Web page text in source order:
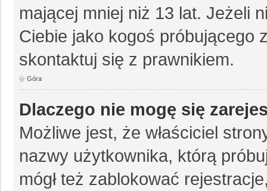
mającej mniej niż 13 lat. Jeżeli
Ciebie jako kogoś próbującego
skontaktuj się z prawnikiem.
Góra
Dlaczego nie mogę się
Możliwe jest, że właściciel
nazwy użytkownika, którą
mógł też zablokować